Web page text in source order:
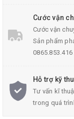
Thông Số Kĩ
Loại: EE-SX674
Kiểu Loại rãnh
Chế độ hoạt
Đối tượng cảm
Cước vận
Cước vận
Sản phẩm
0865.853.416
Hỗ trợ kỹ
Tư vấn kĩ
trong quá